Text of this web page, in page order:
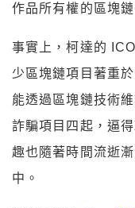
作品所有權的區塊鏈
事實上，柯達的
少區塊鏈項目著重
能透過區塊鏈技術
詐騙項目四起，逼
趣也隨著時間流逝
中。